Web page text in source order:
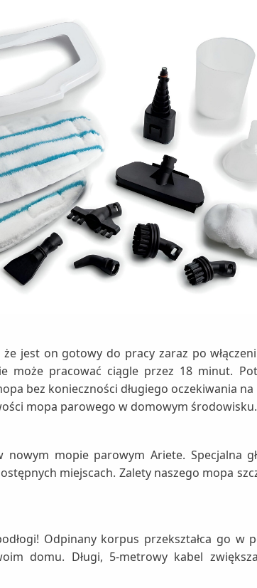
jest on gotowy do pracy zaraz po
może pracować ciągle przez 18 minut.
bez konieczności długiego oczekiwania na
mopa parowego w domowym środowisku.
mopie parowym Ariete. Specjalna
miejscach. Zalety naszego mopa
Odpinany korpus przekształca go w
domu. Długi, 5-metrowy kabel